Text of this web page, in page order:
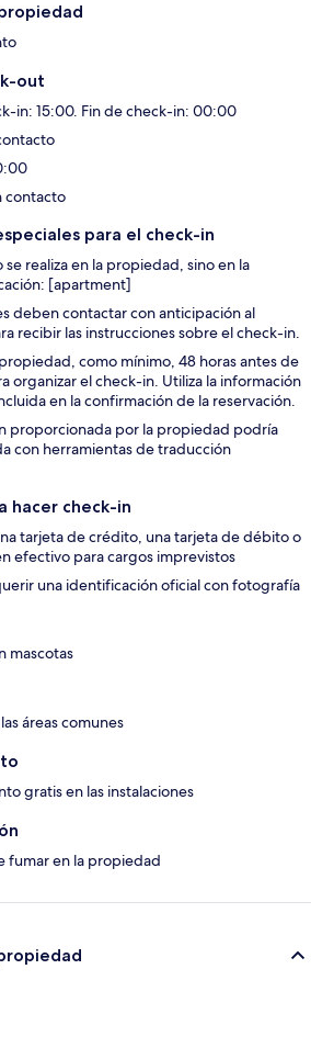
out
in: 15:00. Fin de check-in: 00:00
contacto
para el check-in
se realiza en la propiedad, sino en la
[apartment]
deben contactar con anticipación al
recibir las instrucciones sobre el check-in.
como mínimo, 48 horas antes de
organizar el check-in. Utiliza la información
en la confirmación de la reservación.
proporcionada por la propiedad podría
con herramientas de traducción
hacer check-in
tarjeta de crédito, una tarjeta de débito o
efectivo para cargos imprevistos
una identificación oficial con fotografía
mascotas
áreas comunes
gratis en las instalaciones
fumar en la propiedad